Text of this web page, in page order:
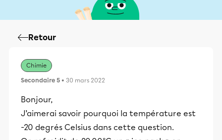
Retour
Chimie
Secondaire 5 • 30 mars 2022
Bonjour,
J’aimerai savoir pourquoi la température est
-20 degrés Celsius dans cette question.